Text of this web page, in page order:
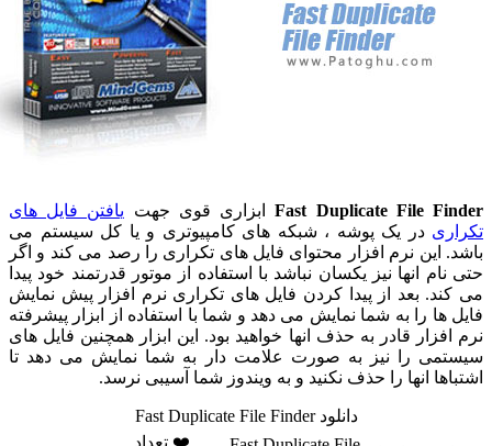
Fast Duplicate File ابزاری قوی جهتیافتن فایل های
در یک پوشه ، شبکه های کامپیوتری و یا کل سیستم می
این نرم افزار محتوای فایل های تکراری را رصد می کند و اگر
انها نیز یکسان نباشد با استفاده از موتور قدرتمند خود پیدا
بعد از پیدا کردن فایل های تکراری نرم افزار پیش نمایش
ها را به شما نمایش می دهد و شما با استفاده از ابزار پیشرفته
قادر به حذف انها خواهید بود. این ابزار همچنین فایل های
را نیز به صورت علامت دار به شما نمایش می دهد تا
انها را حذف نکنید و به ویندوز شما آسیبی نرسد.
دانلود Fast Duplicate File Finder
❤️ تعداد